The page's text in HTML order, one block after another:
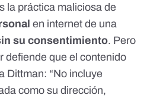
la práctica maliciosa de
en internet de una
su consentimiento. Pero
defiende que el contenido
Dittman: “No incluye
como su dirección,